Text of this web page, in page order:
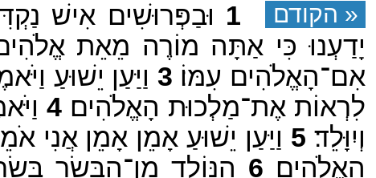
« הקודם 1 וּבַפְּרוּשִׁים אִישׁ
יָדַעְנוּ כִּי אַתָּה מוֹרֶה מֵאֵת
אִם־הָאֱלֹהִים עִמּוֹ׃ 3 וַיַּעַן יֵשׁוּעַ
לִרְאוֹת אֶת־מַלְכוּת הָאֱלֹהִים׃ 4
וְיִוָּלֵד׃ 5 וַיַּעַן יֵשׁוּעַ אָמֵן אָמֵן אֲנִי
הָאֱלֹהִים׃ 6 הַנּוֹלָד מִן־הַבָּשָׂר